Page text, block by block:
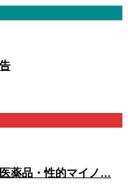
薬品・性的マイノ…